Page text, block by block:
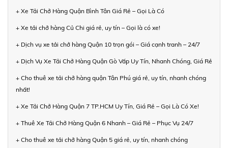
+ Xe Tải Chở Hàng Quận Bình Tân Giá Rẻ – Gọi Là Có
+ Xe tải chở hàng Củ Chi giá rẻ, uy tín – Gọi là có xe!
+ Dịch vụ xe tải chở hàng Quận 10 trọn gói – Giá cạnh tranh – 24/7
+ Dịch Vụ Xe Tải Chở Hàng Quận Gò Vấp Uy Tín, Nhanh Chóng, Giá Rẻ
+ Cho thuê xe tải chở hàng quận Tân Phú giá rẻ, uy tín, nhanh chóng
nhất!
+ Xe Tải Chở Hàng Quận 7 TP.HCM Uy Tín, Giá Rẻ – Gọi Là Có Xe!
+ Thuê Xe Tải Chở Hàng Quận 6 Nhanh – Giá Rẻ – Phục Vụ 24/7
+ Cho thuê xe tải chở hàng Quận 5 giá rẻ, uy tín, nhanh chóng